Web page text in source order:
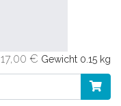
17,00 € Gewicht 0.15 kg